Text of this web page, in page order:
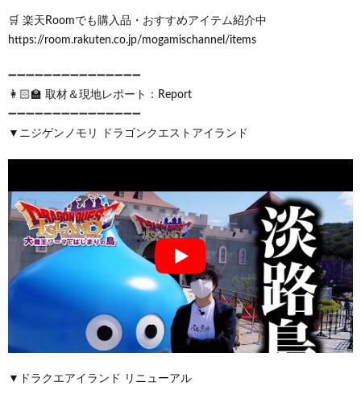
🛒 楽天Roomでも購入品・おすすめアイテム紹介中
https://room.rakuten.co.jp/mogamischannel/items
➖➖➖➖➖➖➖➖➖➖➖➖➖➖➖
👩🏻‍🏫 取材＆現地レポート：Report
➖➖➖➖➖➖➖➖➖➖➖➖➖➖➖
▼ニジゲンノモリ ドラゴンクエストアイランド
▼ドラクエアイランド リニューアル